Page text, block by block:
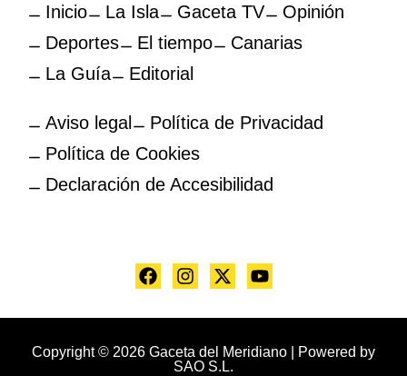
Inicio La Isla Gaceta TV
Opinión
Deportes
El tiempo
Canarias
La Guía
Editorial
Aviso legal
Política de Privacidad
Política de Cookies
Declaración de Accesibilidad
Copyright © 2026 Gaceta del Meridiano | Powered by
SAO S.L.